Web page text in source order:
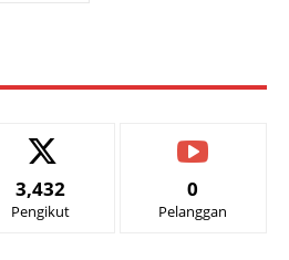
3,432
Pengikut
0
Pelanggan